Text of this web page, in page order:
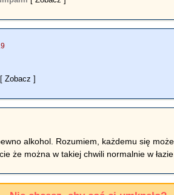
[ Zobacz ]
alkohol. Rozumiem, każdemu się
że można w takiej chwili normalnie w